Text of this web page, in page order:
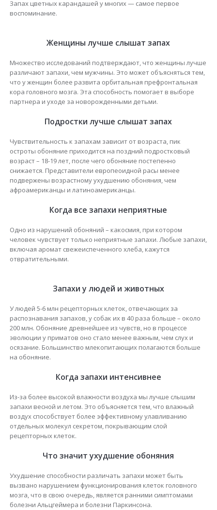
Запах цветных карандашей у многих — самое первое
воспоминание.
Женщины лучше слышат запах
Множество исследований подтверждают, что женщины лучше
различают запахи, чем мужчины. Это может объясняться тем,
что у женщин более развита орбитальная префронтальная
кора головного мозга. Эта способность помогает в выборе
партнера и уходе за новорожденными детьми.
Подростки лучше слышат запах
Чувствительность к запахам зависит от возраста, пик
остроты обоняние приходится на поздний подростковый
возраст – 18-19 лет, после чего обоняние постепенно
снижается. Представители европеоидной расы менее
подвержены возрастному ухудшению обоняния, чем
афроамериканцы и латиноамериканцы.
Когда все запахи неприятные
Одно из нарушений обоняний – какосмия, при котором
человек чувствует только неприятные запахи. Любые запахи,
включая аромат свежеиспеченного хлеба, кажутся
отвратительными.
Запахи у людей и животных
У людей 5-6 млн рецепторных клеток, отвечающих за
распознавания запахов, у собак их в 40 раза больше – около
200 млн. Обоняние древнейшее из чувств, но в процессе
эволюции у приматов оно стало менее важным, чем слух и
осязание. Большинство млекопитающих полагаются больше
на обоняние.
Когда запахи интенсивнее
Из-за более высокой влажности воздуха мы лучше слышим
запахи весной и летом. Это объясняется тем, что влажный
воздух способствует более эффективному улавливанию
отдельных молекул секретом, покрывающим слой
рецепторных клеток.
Что значит ухудшение обоняния
Ухудшение способности различать запахи может быть
вызвано нарушением функционирования клеток головного
мозга, что в свою очередь, является ранними симптомами
болезни Альцгеймера и болезни Паркинсона.